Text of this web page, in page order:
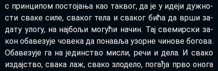
с прин­ци­пом по­сто­ја­ња као та­квог, да је у иде­ји ду­жно­
сти сва­ке си­ле, сва­ког те­ла и сва­ког би­ћа да вр­ши за­
да­ту уло­гу, на нај­бо­љи мо­гу­ћи на­чин. Тај све­мир­ски за­
кон оба­ве­зу­је чо­ве­ка да по­на­вља узор­не чи­но­ве бо­го­ва.
Оба­ве­зу­је га на је­дин­ство ми­сли, ре­чи и де­ла. И сва­ко
из­дај­ство, сва­ка лаж, сва­ко зло­де­ло, по­га­ђа пр­во оно­га